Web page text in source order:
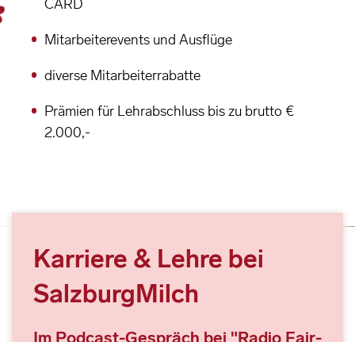
CARD
Mitarbeiterevents und Ausflüge
diverse Mitarbeiterrabatte
Prämien für Lehrabschluss bis zu brutto €
2.000,-
Karriere & Lehre bei
SalzburgMilch